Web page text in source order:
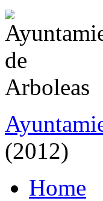
(2012)
Home